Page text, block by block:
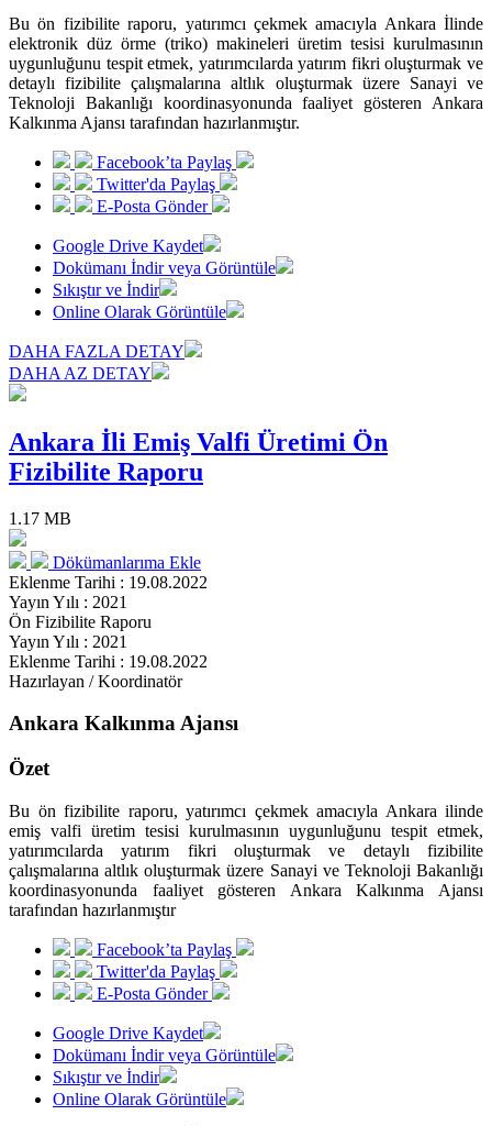
Bu ön fizibilite raporu, yatırımcı çekmek amacıyla Ankara İlinde
elektronik düz örme (triko) makineleri üretim tesisi kurulmasının
uygunluğunu tespit etmek, yatırımcılarda yatırım fikri oluşturmak ve
detaylı fizibilite çalışmalarına altlık oluşturmak üzere Sanayi ve
Teknoloji Bakanlığı koordinasyonunda faaliyet gösteren Ankara
Kalkınma Ajansı tarafından hazırlanmıştır.
Facebook’ta Paylaş
Twitter'da Paylaş
E-Posta Gönder
Google Drive Kaydet
Dokümanı İndir veya Görüntüle
Sıkıştır ve İndir
Online Olarak Görüntüle
DAHA FAZLA DETAY
DAHA AZ DETAY
Ankara İli Emiş Valfi Üretimi Ön
Fizibilite Raporu
1.17 MB
Dökümanlarıma Ekle
Eklenme Tarihi : 19.08.2022
Yayın Yılı : 2021
Ön Fizibilite Raporu
Yayın Yılı : 2021
Eklenme Tarihi : 19.08.2022
Hazırlayan / Koordinatör
Ankara Kalkınma Ajansı
Özet
Bu ön fizibilite raporu, yatırımcı çekmek amacıyla Ankara ilinde
emiş valfi üretim tesisi kurulmasının uygunluğunu tespit etmek,
yatırımcılarda yatırım fikri oluşturmak ve detaylı fizibilite
çalışmalarına altlık oluşturmak üzere Sanayi ve Teknoloji Bakanlığı
koordinasyonunda faaliyet gösteren Ankara Kalkınma Ajansı
tarafından hazırlanmıştır
Facebook’ta Paylaş
Twitter'da Paylaş
E-Posta Gönder
Google Drive Kaydet
Dokümanı İndir veya Görüntüle
Sıkıştır ve İndir
Online Olarak Görüntüle